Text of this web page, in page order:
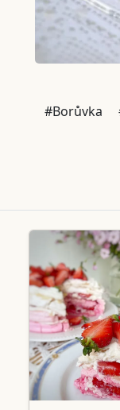
#Borůvka